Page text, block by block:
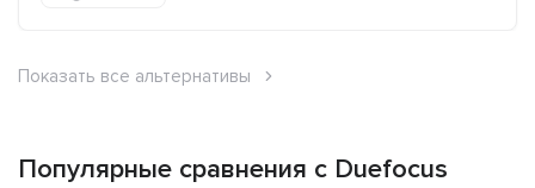
Показать все альтернативы
Популярные сравнения с Duefocus